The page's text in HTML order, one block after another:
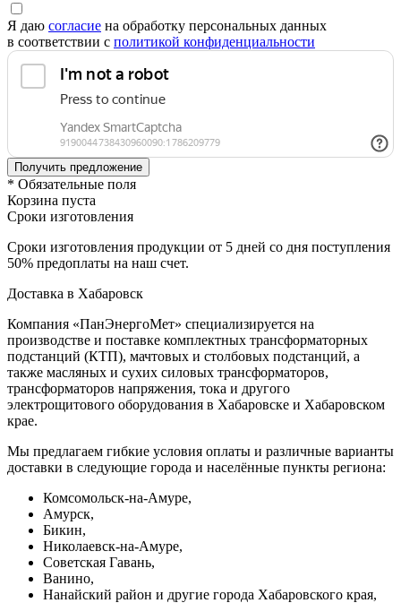
Я даю согласие на обработку персональных данных
в соответствии с политикой конфиденциальности
* Обязательные поля
Корзина пуста
Сроки изготовления
Сроки изготовления продукции от 5 дней со дня поступления
50% предоплаты на наш счет.
Доставка в Хабаровск
Компания «ПанЭнергоМет» специализируется на
производстве и поставке комплектных трансформаторных
подстанций (КТП), мачтовых и столбовых подстанций, а
также масляных и сухих силовых трансформаторов,
трансформаторов напряжения, тока и другого
электрощитового оборудования в Хабаровске и Хабаровском
крае.
Мы предлагаем гибкие условия оплаты и различные варианты
доставки в следующие города и населённые пункты региона:
Комсомольск-на-Амуре,
Амурск,
Бикин,
Николаевск-на-Амуре,
Советская Гавань,
Ванино,
Нанайский район и другие города Хабаровского края,